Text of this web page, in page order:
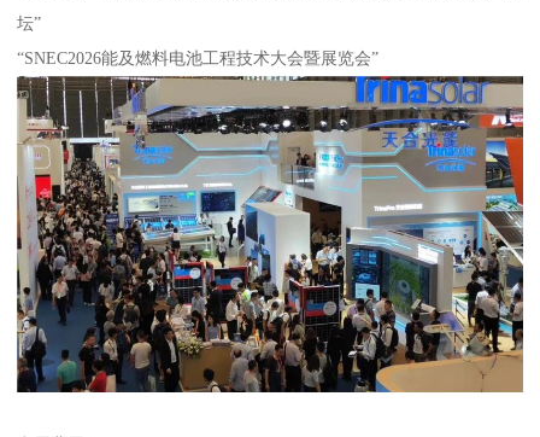
坛”
“SNEC2026能及燃料电池工程技术大会暨展览会”